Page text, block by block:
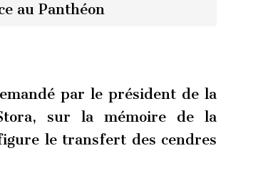
au Panthéon
par le président de la
sur la mémoire de la
le transfert des cendres